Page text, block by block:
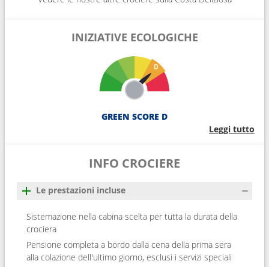
INIZIATIVE ECOLOGICHE
GREEN SCORE D
Leggi tutto
INFO CROCIERE
Le prestazioni incluse
Sistemazione nella cabina scelta per tutta la durata della
crociera
Pensione completa a bordo dalla cena della prima sera
alla colazione dell'ultimo giorno, esclusi i servizi speciali